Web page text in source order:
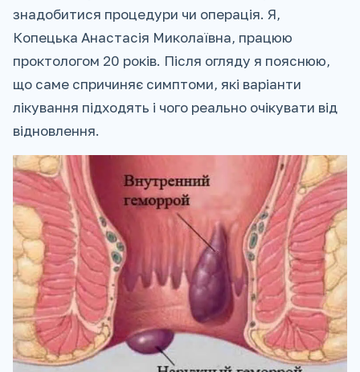
знадобитися процедури чи операція. Я,
Копецька Анастасія Миколаївна, працюю
проктологом 20 років. Після огляду я пояснюю,
що саме спричиняє симптоми, які варіанти
лікування підходять і чого реально очікувати від
відновлення.